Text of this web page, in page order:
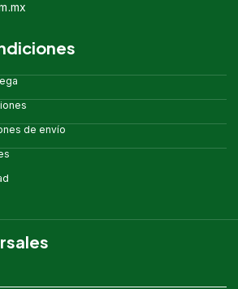
de envío